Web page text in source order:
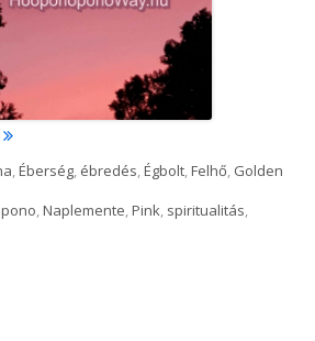
"P I N K"
,Éberség, ébredés,Égbolt,Felhő, Golden
,Naplemente,Pink, spiritualitás,